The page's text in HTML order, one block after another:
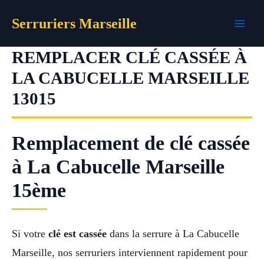
Serruriers Marseille
REMPLACER CLÉ CASSÉE À
LA CABUCELLE MARSEILLE
13015
Remplacement de clé cassée
à La Cabucelle Marseille
15ème
Si votre clé est cassée dans la serrure à La Cabucelle
Marseille, nos serruriers interviennent rapidement pour